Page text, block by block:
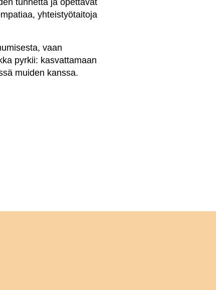
tunnetta ja opettavat
yhteistyötaitoja
vaan
pyrkii: kasvattamaan
muiden kanssa.